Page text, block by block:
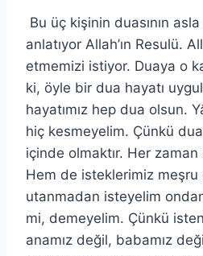
Bu üç kişinin duasının
anlatıyor Allah’ın Resulü.
etmemizi istiyor. Duaya o
ki, öyle bir dua hayatı
hayatımız hep dua olsun.
hiç kesmeyelim. Çünkü
içinde olmaktır. Her
Hem de isteklerimiz meşru
utanmadan isteyelim
mi, demeyelim. Çünkü
anamız değil, babamız